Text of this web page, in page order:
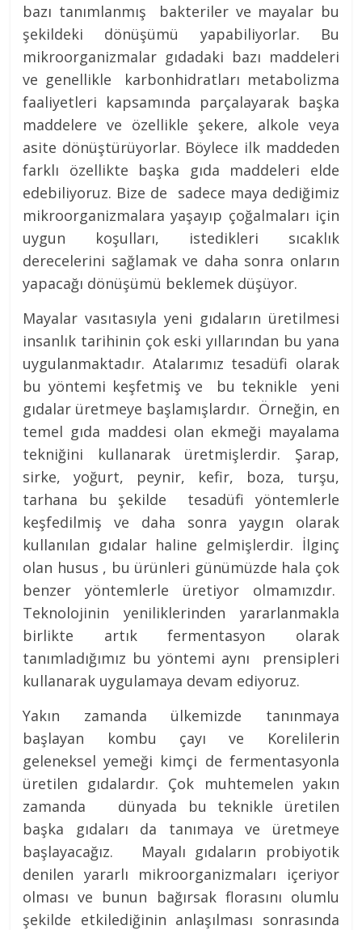
bazı tanımlanmış bakteriler ve mayalar bu
şekildeki dönüşümü yapabiliyorlar. Bu
mikroorganizmalar gıdadaki bazı maddeleri
ve genellikle karbonhidratları metabolizma
faaliyetleri kapsamında parçalayarak başka
maddelere ve özellikle şekere, alkole veya
asite dönüştürüyorlar. Böylece ilk maddeden
farklı özellikte başka gıda maddeleri elde
edebiliyoruz. Bize de sadece maya dediğimiz
mikroorganizmalara yaşayıp çoğalmaları için
uygun koşulları, istedikleri sıcaklık
derecelerini sağlamak ve daha sonra onların
yapacağı dönüşümü beklemek düşüyor.
Mayalar vasıtasıyla yeni gıdaların üretilmesi
insanlık tarihinin çok eski yıllarından bu yana
uygulanmaktadır. Atalarımız tesadüfi olarak
bu yöntemi keşfetmiş ve bu teknikle yeni
gıdalar üretmeye başlamışlardır. Örneğin, en
temel gıda maddesi olan ekmeği mayalama
tekniğini kullanarak üretmişlerdir. Şarap,
sirke, yoğurt, peynir, kefir, boza, turşu,
tarhana bu şekilde tesadüfi yöntemlerle
keşfedilmiş ve daha sonra yaygın olarak
kullanılan gıdalar haline gelmişlerdir. İlginç
olan husus , bu ürünleri günümüzde hala çok
benzer yöntemlerle üretiyor olmamızdır.
Teknolojinin yeniliklerinden yararlanmakla
birlikte artık fermentasyon olarak
tanımladığımız bu yöntemi aynı prensipleri
kullanarak uygulamaya devam ediyoruz.
Yakın zamanda ülkemizde tanınmaya
başlayan kombu çayı ve Korelilerin
geleneksel yemeği kimçi de fermentasyonla
üretilen gıdalardır. Çok muhtemelen yakın
zamanda dünyada bu teknikle üretilen
başka gıdaları da tanımaya ve üretmeye
başlayacağız. Mayalı gıdaların probiyotik
denilen yararlı mikroorganizmaları içeriyor
olması ve bunun bağırsak florasını olumlu
şekilde etkilediğinin anlaşılması sonrasında